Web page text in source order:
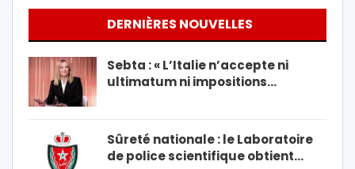
DERNIÈRES NOUVELLES
Sebta : « L’Italie n’accepte ni
ultimatum ni impositions…
Sûreté nationale : le Laboratoire
de police scientifique obtient…